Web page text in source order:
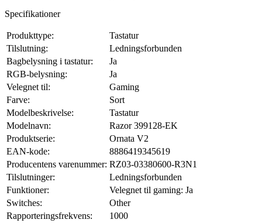
Specifikationer
Produkttype:
Tastatur
Tilslutning:
Ledningsforbunden
Bagbelysning i tastatur:
Ja
RGB-belysning:
Ja
Velegnet til:
Gaming
Farve:
Sort
Modelbeskrivelse:
Tastatur
Modelnavn:
Razor 399128-EK
Produktserie:
Ornata V2
EAN-kode:
8886419345619
Producentens varenummer: RZ03-03380600-R3N1
Tilslutninger:
Ledningsforbunden
Funktioner:
Velegnet til gaming: Ja
Switches:
Other
Rapporteringsfrekvens:
1000